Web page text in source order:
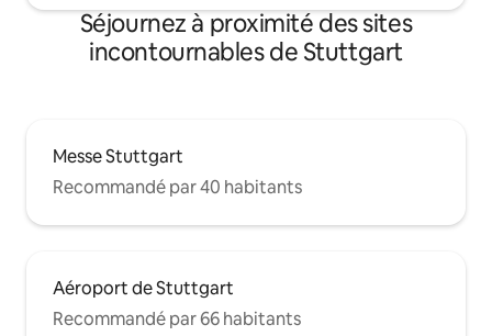
Séjournez à proximité des sites
incontournables de Stuttgart
Messe Stuttgart
Recommandé par 40 habitants
Aéroport de Stuttgart
Recommandé par 66 habitants